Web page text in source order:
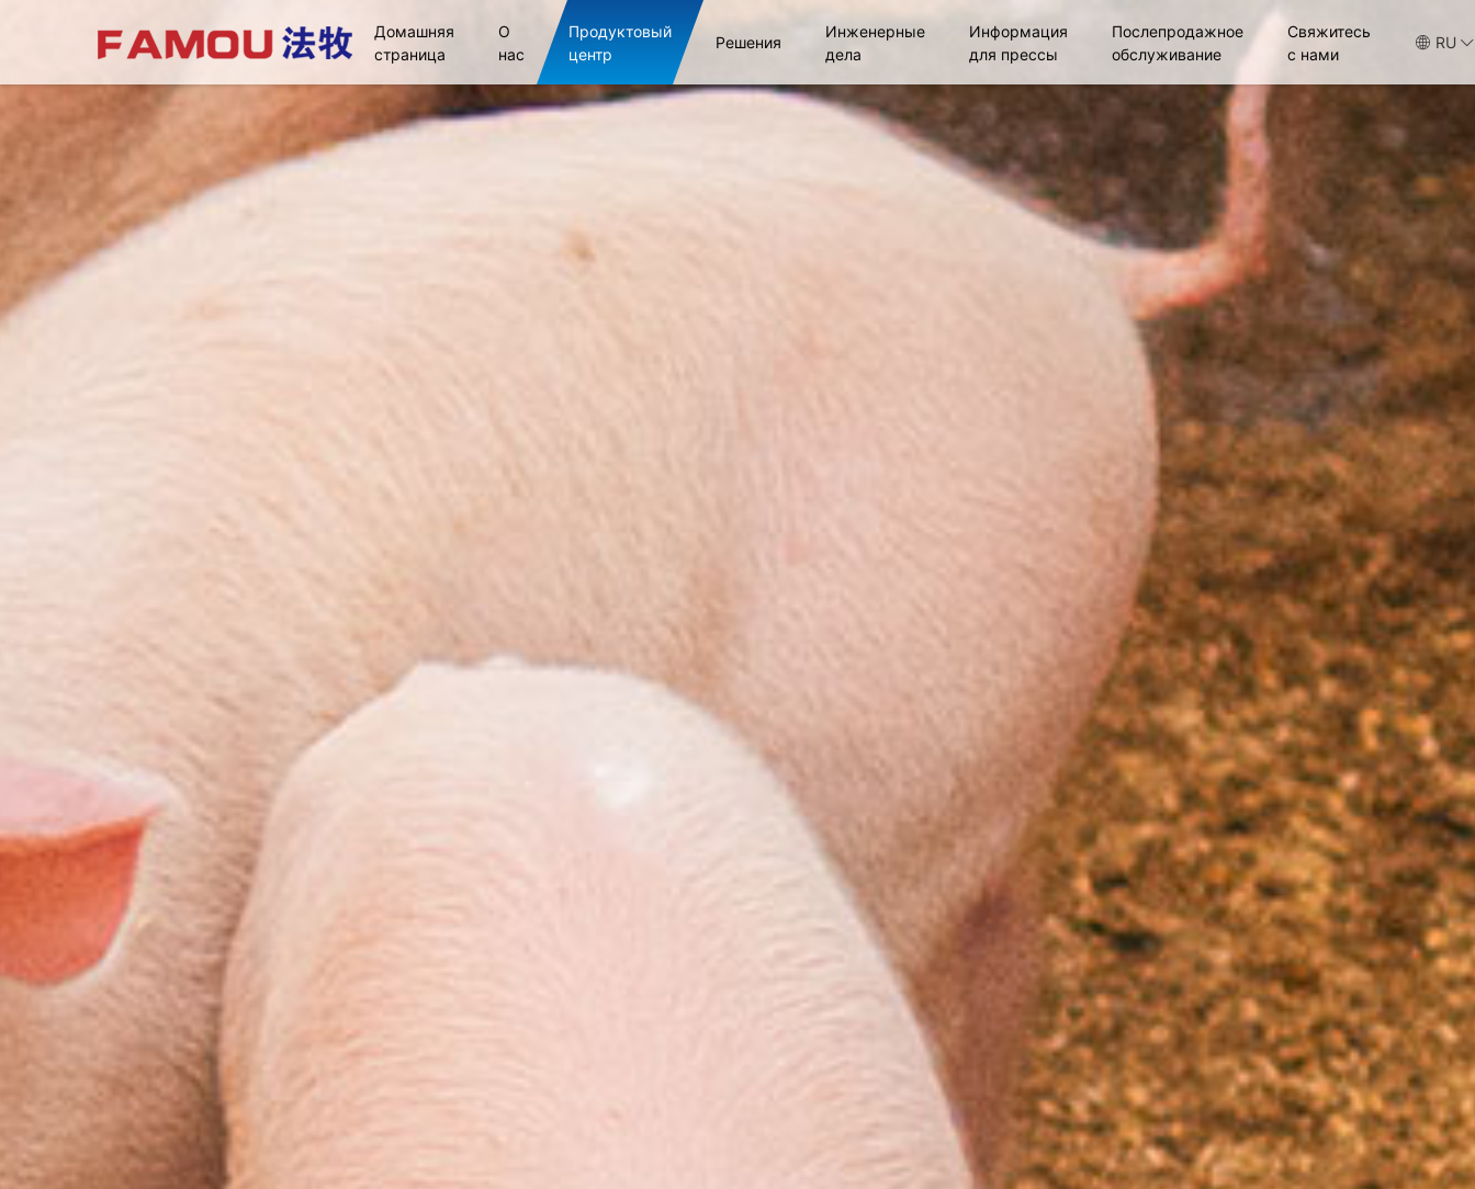
Домашняя
страница
О
нас
Продуктовый
центр
Решения
Инженерные
дела
Информация
для прессы
Послепродажное
обслуживание
Свяжитесь
с нами
RU